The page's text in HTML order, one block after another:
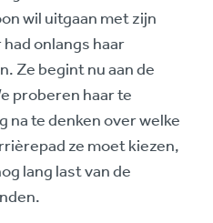
wil uitgaan met zijn
onlangs haar
Ze begint nu aan de
proberen haar te
te denken over welke
ze moet kiezen,
lang last van de